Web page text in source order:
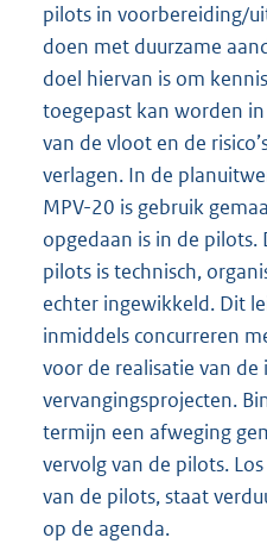
pilots in voorbereiding/
doen met duurzame
doel hiervan is om
toegepast kan worden
van de vloot en de
verlagen. In de
MPV-20 is gebruik
opgedaan is in de
pilots is technisch,
echter ingewikkeld. Dit
inmiddels concurreren
voor de realisatie van
vervangingsprojecten.
termijn een afweging
vervolg van de pilots.
van de pilots, staat
op de agenda.